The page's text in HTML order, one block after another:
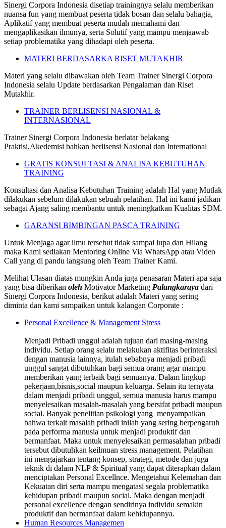
Sinergi Corpora Indonesia disetiap trainingnya selalu memberikan
nuansa fun yang membuat peserta tidak bosan dan selalu bahagia,
Aplikatif yang membuat peserta mudah memahami dan
mengaplikasikan ilmunya, serta Solutif yang mampu menjaawab
setiap problematika yang dihadapi oleh peserta.
MATERI BERDASARKA RISET MUTAKHIR
Materi yang selalu dibawakan oleh Team Trainer Sinergi Corpora
Indonesia selalu Update berdasarkan Pengalaman dan Riset
Mutakhir.
TRAINER BERLISENSI NASIONAL &
INTERNASIONAL
Trainer Sinergi Corpora Indonesia berlatar belakang
Praktisi,Akedemisi bahkan berlisensi Nasional dan International
GRATIS KONSULTASI & ANALISA KEBUTUHAN
TRAINING
Konsultasi dan Analisa Kebutuhan Training adalah Hal yang Mutlak
dilakukan sebelum dilakukan sebuah pelatihan. Hal ini kami jadikan
sebagai Ajang saling membantu untuk meningkatkan Kualitas SDM.
GARANSI BIMBINGAN PASCA TRAINING
Untuk Menjaga agar ilmu tersebut tidak sampai lupa dan Hilang
maka Kami sediakan Mentoring Online Via WhatsApp atau Video
Call yang di pandu langsung oleh Team Trainer Kami.
Melihat Ulasan diatas mungkin Anda juga penasaran Materi apa saja
yang bisa diberikan oleh Motivator Marketing Palangkaraya dari
Sinergi Corpora Indonesia, berikut adalah Materi yang sering
diminta dan kami sampaikan untuk kalangan Corporate :
Personal Excellence & Management Stress
Menjadi Pribadi unggul adalah tujuan dari masing-masing
individu. Setiap orang selalu melakukan aktifitas berinteraksi
dengan manusia lainnya, itulah sebabnya menjadi pribadi
unggul sangat dibutuhkan bagi semua orang agar mampu
memberikan yang terbaik bagi semuanya. Dalam lingkup
pekerjaan,bisnis,social maupun keluarga. Selain itu ternyata
dalam menjadi pribadi unggul, semua manusia harus mampu
menyelesaikan masalah-masalah yang bersifat pribadi maupun
social. Banyak penelitian psikologi yang menyampaikan
bahwa terkait masalah pribadi inilah yang sering berpengaruh
pada performa manusia untuk menjadi produktif dan
bermanfaat. Maka untuk menyelesaikan permasalahan pribadi
tersebut dibutuhkan keilmuan stress management. Pelatihan
ini mengajarkan tentang konsep, strategi, metode dan juga
teknik di dalam NLP & Spiritual yang dapat diterapkan dalam
menciptakan Personal Excellnce. Mengetahui Kelemahan dan
Kekuatan diri serta mampu mengatasi segala problematika
kehidupan pribadi maupun social. Maka dengan menjadi
personal excellence dengan sendirinya individu semakin
produktif dan bermanfaat dalam kehidupannya.
Human Resources Managemen